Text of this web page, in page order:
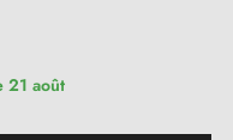
21 août